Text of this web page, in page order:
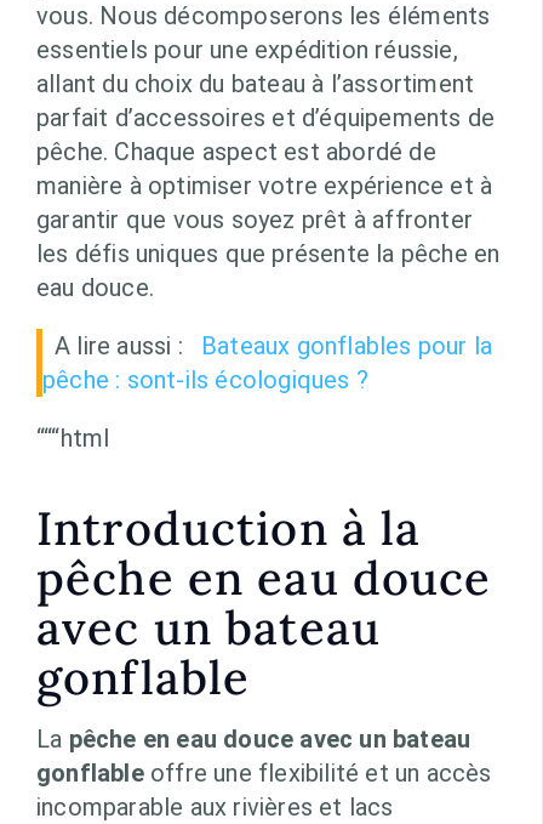
vous. Nous décomposerons les éléments
essentiels pour une expédition réussie,
allant du choix du bateau à l’assortiment
parfait d’accessoires et d’équipements de
pêche. Chaque aspect est abordé de
manière à optimiser votre expérience et à
garantir que vous soyez prêt à affronter
les défis uniques que présente la pêche en
eau douce.
A lire aussi :
Bateaux gonflables pour la
pêche : sont-ils écologiques ?
“““html
Introduction à la
pêche en eau douce
avec un bateau
gonflable
La pêche en eau douce avec un bateau
gonflableoffre une flexibilité et un accès
incomparable aux rivières et lacs